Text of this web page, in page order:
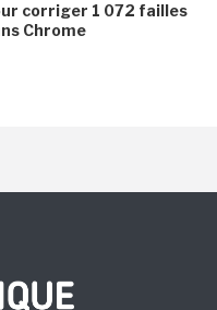
corriger 1 072 failles
Chrome